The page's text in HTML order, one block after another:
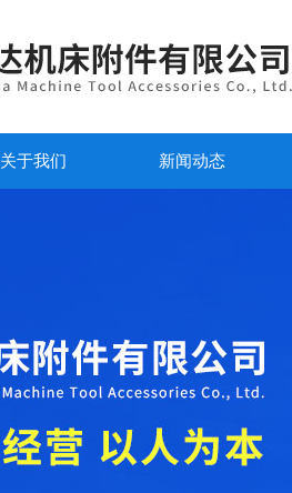
关于我们 新闻动态